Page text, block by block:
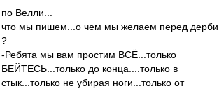
по Велли...
что мы пишем...о чем мы желаем перед дерби
?
-Ребята мы вам простим ВСЁ...только
БЕЙТЕСЬ...только до конца....только в
стык...только не убирая ноги...только от